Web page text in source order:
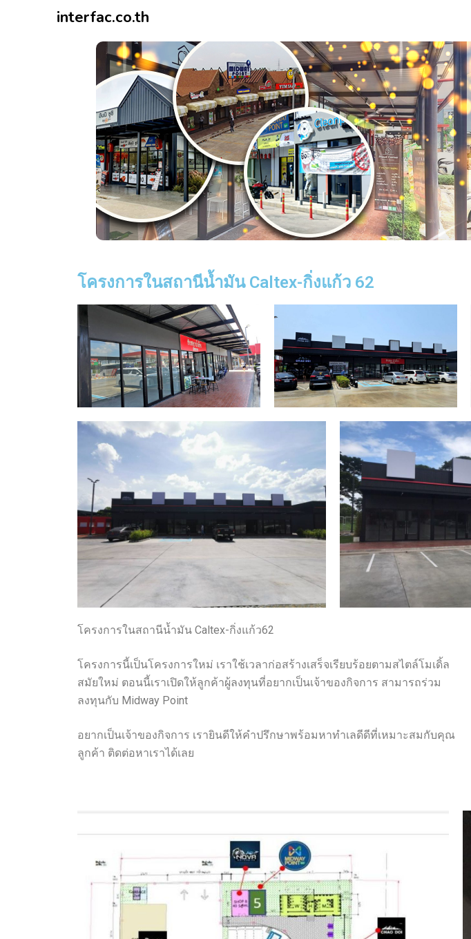
interfac.co.th
โครงการในสถานีน้ำมัน Caltex-กิ่งแก้ว 62
โครงการในสถานีน้ำมัน Caltex-กิ่งแก้ว62
โครงการนี้เป็นโครงการใหม่ เราใช้เวลาก่อสร้างเสร็จเรียบร้อยตามสไตล์โมเดิ้ล
สมัยใหม่ ตอนนี้เราเปิดให้ลูกค้าผู้ลงทุนที่อยากเป็นเจ้าของกิจการ สามารถร่วม
ลงทุนกับ Midway Point
อยากเป็นเจ้าของกิจการ เรายินดีให้คำปรึกษาพร้อมหาทำเลดีดีที่เหมาะสมกับคุณ
ลูกค้า ติดต่อหาเราได้เลย